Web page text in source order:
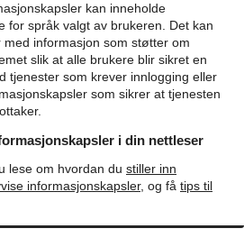
kan inneholde
for språk valgt av brukeren. Det kan
informasjon som støtter om
slik at alle brukere blir sikret en
tjenester som krever innlogging eller
som sikrer at tjenesten
i din nettleser
lese om hvordan du stiller inn
informasjonskapsler, og få tips til